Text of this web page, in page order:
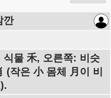
깐
식물 禾, 오른쪽: 비슷
(작은 小 몸체 月이 비